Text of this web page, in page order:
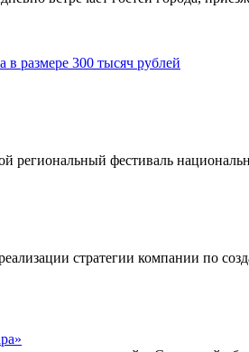
в размере 300 тысяч рублей
фестиваль
стратегии компании по